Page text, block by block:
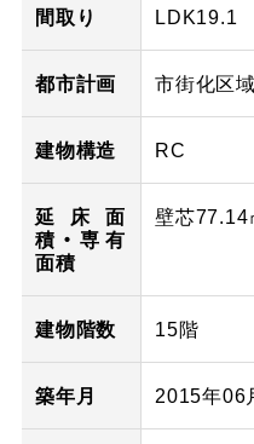
間取り LDK19.1
都市計画 市街化区域
建物構造 RC
延床面
積・専有
面積
壁芯77.14
建物階数 15階
築年月 2015年06